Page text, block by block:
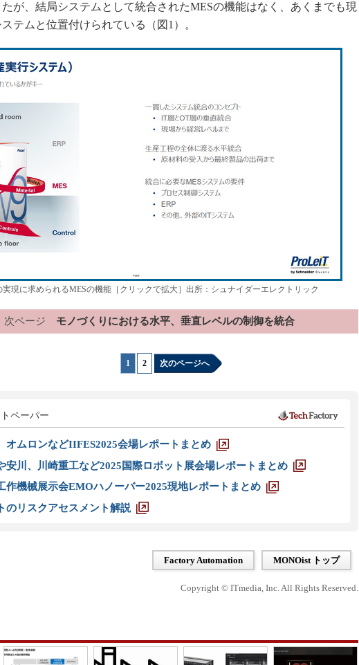
が、結局システムとして統合されたMESの機能はなく、あくまでも現
テムと位置付けられている（図1）。
実現に求められるMESの機能［クリックで拡大］出所：シュナイダーエレクトリック
次ページ モノづくりにおける水平、垂直レベルの制御を統合
1 2 次のページへ
ペーパー
オムロンなどIIFES2025会場レポートまとめ
安川、川崎重工など2025国際ロボット展会場レポートまとめ
作機械展示会EMOハノーバー2025現地レポートまとめ
のリスクアセスメント解説
Factory Automation MONOist トップ
Copyright © ITmedia, Inc. All Rights Reserved.